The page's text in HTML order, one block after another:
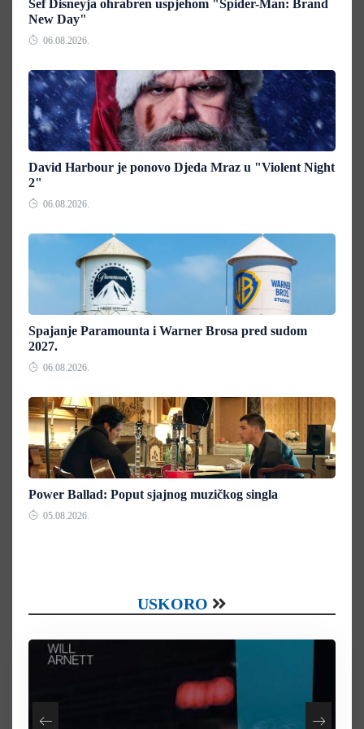
Šef Disneyja ohrabren uspjehom "Spider-Man: Brand
New Day"
06.08.2026.
David Harbour je ponovo Djeda Mraz u "Violent Night
2"
06.08.2026.
Spajanje Paramounta i Warner Brosa pred sudom
2027.
06.08.2026.
Power Ballad: Poput sjajnog muzičkog singla
05.08.2026.
USKORO